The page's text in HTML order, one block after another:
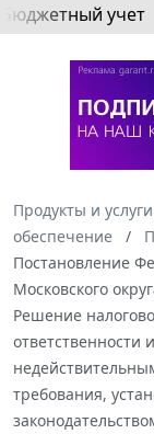
Бюджетный учет
Продукты и услуги
обеспечение
Постановление
Московского
Решение
требования,